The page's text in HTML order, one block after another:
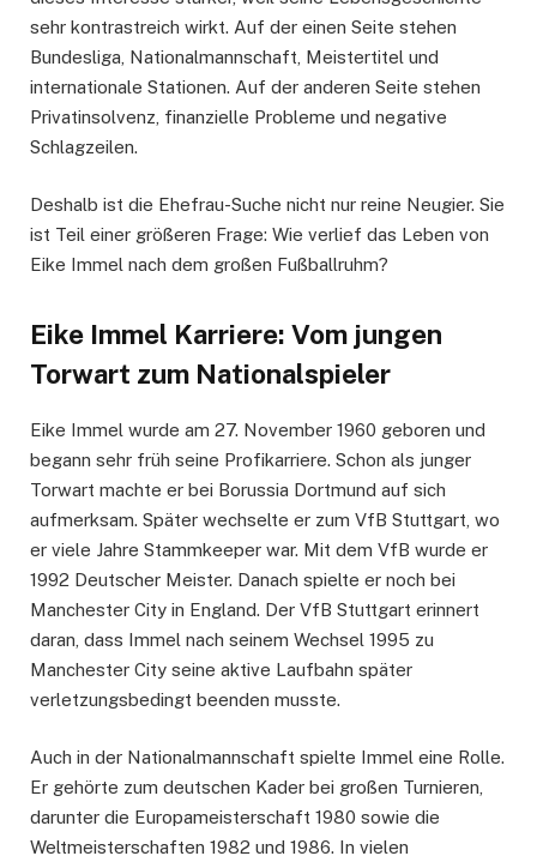
sehr kontrastreich wirkt. Auf der einen Seite stehen
Bundesliga, Nationalmannschaft, Meistertitel und
internationale Stationen. Auf der anderen Seite stehen
Privatinsolvenz, finanzielle Probleme und negative
Schlagzeilen.
Deshalb ist die Ehefrau-Suche nicht nur reine Neugier. Sie
ist Teil einer größeren Frage: Wie verlief das Leben von
Eike Immel nach dem großen Fußballruhm?
Eike Immel Karriere: Vom jungen
Torwart zum Nationalspieler
Eike Immel wurde am 27. November 1960 geboren und
begann sehr früh seine Profikarriere. Schon als junger
Torwart machte er bei Borussia Dortmund auf sich
aufmerksam. Später wechselte er zum VfB Stuttgart, wo
er viele Jahre Stammkeeper war. Mit dem VfB wurde er
1992 Deutscher Meister. Danach spielte er noch bei
Manchester City in England. Der VfB Stuttgart erinnert
daran, dass Immel nach seinem Wechsel 1995 zu
Manchester City seine aktive Laufbahn später
verletzungsbedingt beenden musste.
Auch in der Nationalmannschaft spielte Immel eine Rolle.
Er gehörte zum deutschen Kader bei großen Turnieren,
darunter die Europameisterschaft 1980 sowie die
Weltmeisterschaften 1982 und 1986. In vielen